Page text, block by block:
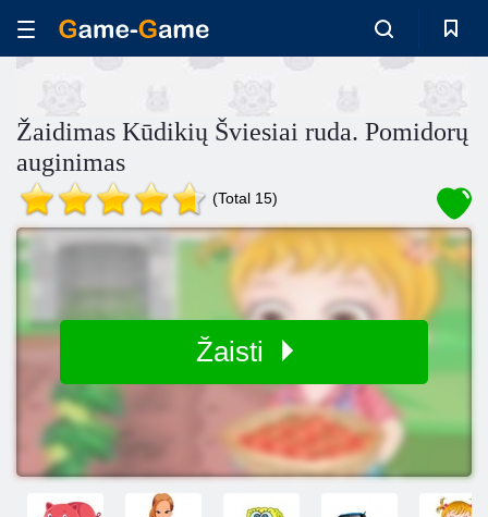
Žaidimas Kūdikių Šviesiai ruda. Pomidorų
auginimas
(Total 15)
Žaisti